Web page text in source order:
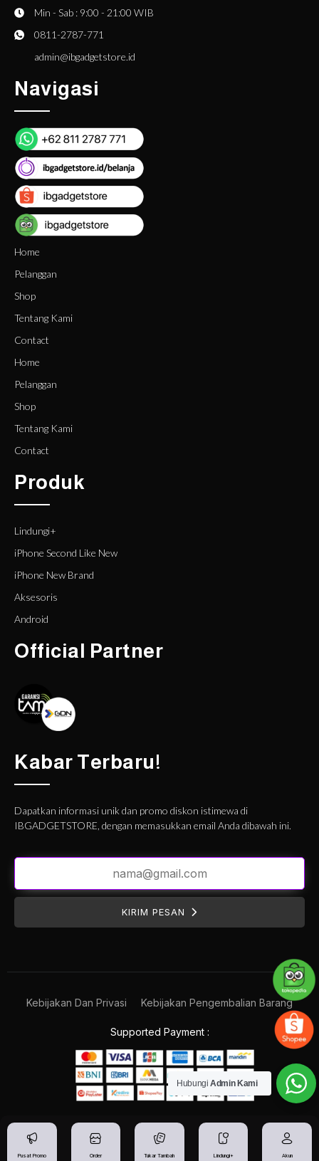
Min - Sab : 9:00 - 21:00 WIB
0811-2787-771
admin@ibgadgetstore.id
Navigasi
Home
Pelanggan
Shop
Tentang Kami
Contact
Home
Pelanggan
Shop
Tentang Kami
Contact
Produk
Lindungi+
iPhone Second Like New
iPhone New Brand
Aksesoris
Android
Official Partner
Kabar Terbaru!
Dapatkan informasi unik dan promo diskon istimewa di
IBGADGETSTORE, dengan memasukkan email Anda dibawah ini.
KIRIM PESAN
Supported Payment :
Kebijakan Dan Privasi Kebijakan Pengembalian Barang
Pusat Promo Order Tukar Tambah Lindungi+ Akun
Hubungi Admin Kami